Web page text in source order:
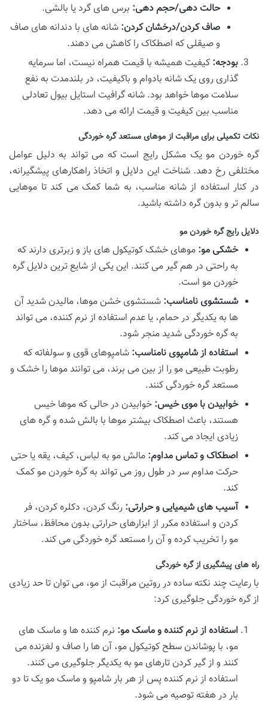
حالت دهی/حجم دهی: برس های گرد یا بالشی.
صاف کردن/درخشان کردن: شانه های با دندانه های صاف
و صیقلی که اصطکاک را کاهش می دهند.
بودجه: کیفیت همیشه با قیمت همراه نیست، اما سرمایه
گذاری روی یک شانه بادوام و باکیفیت، در بلندمدت به نفع
سلامت موها خواهد بود. شانه گرافیت استایل بیول تعادلی
مناسب بین کیفیت و قیمت ارائه می دهد.
نکات تکمیلی برای مراقبت از موهای مستعد گره خوردگی
گره خوردن مو یک مشکل رایج است که می تواند به دلیل عوامل
مختلفی رخ دهد. شناخت این دلایل و اتخاذ راهکارهای پیشگیرانه،
در کنار استفاده از شانه مناسب، به شما کمک می کند تا موهایی
سالم تر و بدون گره داشته باشید.
دلایل رایج گره خوردن مو
خشکی مو: موهای خشک کوتیکول های باز و زبرتری دارند که
به راحتی در هم گیر می کنند. این یکی از شایع ترین دلایل گره
خوردن مو است.
شستشوی نامناسب: شستشوی خشن موها، مالیدن شدید آن
ها به یکدیگر در حمام، یا عدم استفاده از نرم کننده، می تواند
به گره خوردگی شدید منجر شود.
استفاده از شامپوی نامناسب: شامپوهای قوی و سولفاته که
رطوبت طبیعی مو را از بین می برند، می توانند موها را خشک و
مستعد گره خوردگی کنند.
خوابیدن با موی خیس: خوابیدن در حالی که موها خیس
هستند، باعث اصطکاک بیشتر موها با بالش شده و گره های
زیادی ایجاد می کند.
اصطکاک و تماس مداوم: مالش مو به لباس، کیف، یقه یا حتی
حرکت مداوم سر در طول روز می تواند به گره خوردن مو کمک
کند.
آسیب های شیمیایی و حرارتی: رنگ کردن، دکلره کردن، فر
کردن و استفاده مکرر از ابزارهای حرارتی بدون محافظ، ساختار
مو را تخریب کرده و آن را مستعد گره خوردگی می کند.
راه های پیشگیری از گره خوردگی
با رعایت چند نکته ساده در روتین مراقبت از مو، می توان تا حد زیادی
از گره خوردگی جلوگیری کرد:
استفاده از نرم کننده و ماسک مو: نرم کننده ها و ماسک های
مو، با پوشاندن سطح کوتیکول مو، آن ها را صاف و لغزنده می
کنند و از گیر کردن تارهای مو به یکدیگر جلوگیری می کنند.
استفاده از نرم کننده پس از هر بار شامپو و ماسک مو یک تا دو
بار در هفته توصیه می شود.